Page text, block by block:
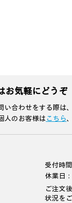
お気軽にどうぞ
い合わせをする際は
人のお客様はこちら
受付時間
休業日：
ご注文
状況を